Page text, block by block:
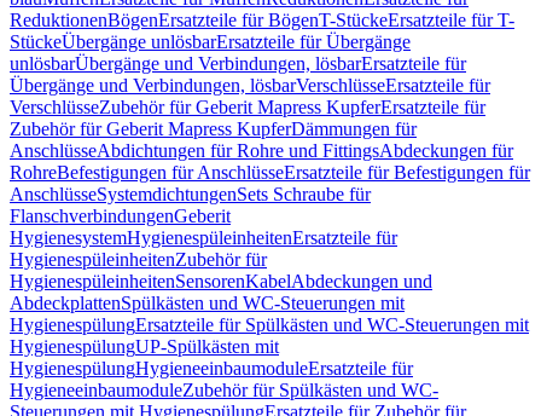
ReduktionenBögenErsatzteile für BögenT-StückeErsatzteile für T-
StückeÜbergänge unlösbarErsatzteile für Übergänge
unlösbarÜbergänge und Verbindungen, lösbarErsatzteile für
Übergänge und Verbindungen, lösbarVerschlüsseErsatzteile für
VerschlüsseZubehör für Geberit Mapress KupferErsatzteile für
Zubehör für Geberit Mapress KupferDämmungen für
AnschlüsseAbdichtungen für Rohre und FittingsAbdeckungen für
RohreBefestigungen für AnschlüsseErsatzteile für Befestigungen für
AnschlüsseSystemdichtungenSets Schraube für
FlanschverbindungenGeberit
HygienesystemHygienespüleinheitenErsatzteile für
HygienespüleinheitenZubehör für
HygienespüleinheitenSensorenKabelAbdeckungen und
AbdeckplattenSpülkästen und WC-Steuerungen mit
HygienespülungErsatzteile für Spülkästen und WC-Steuerungen mit
HygienespülungUP-Spülkästen mit
HygienespülungHygieneeinbaumoduleErsatzteile für
HygieneeinbaumoduleZubehör für Spülkästen und WC-
Steuerungen mit HygienespülungErsatzteile für Zubehör für